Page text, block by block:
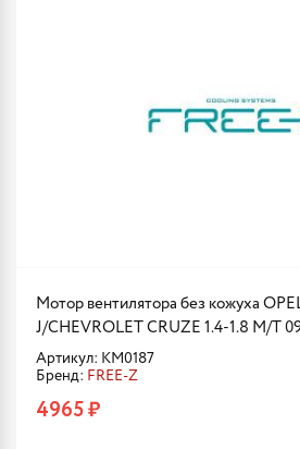
Мотор вентилятора без кожуха
J/CHEVROLET CRUZE 1.4-1.8 M/T
Артикул: KM0187
Бренд: FREE-Z
4965 ₽